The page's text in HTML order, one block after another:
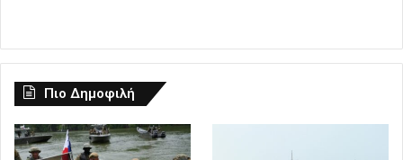
Πιο Δημοφιλή